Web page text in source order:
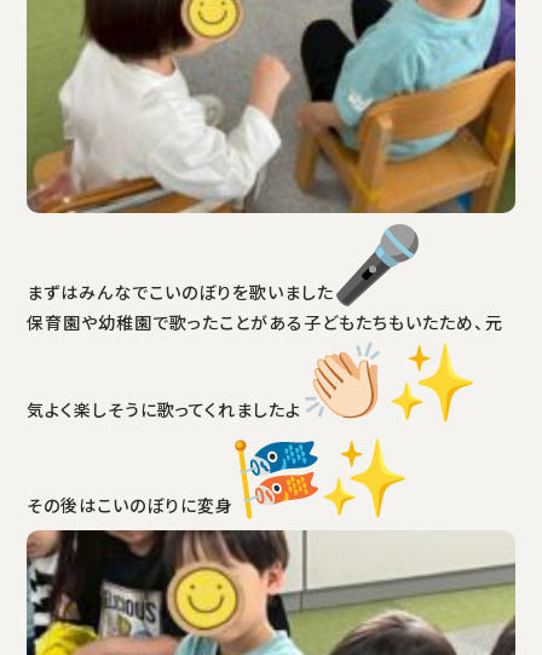
まずはみんなでこいのぼりを歌いました
保育園や幼稚園で歌ったことがある子どもたちもいたため、元
気よく楽しそうに歌ってくれましたよ
その後はこいのぼりに変身